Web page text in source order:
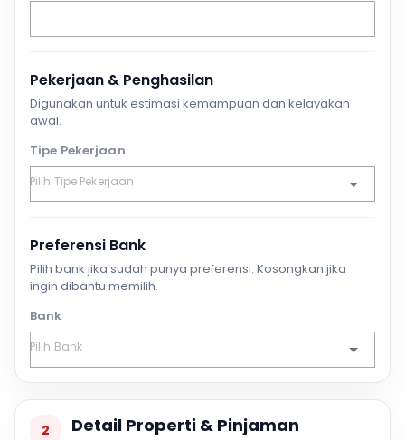
Pekerjaan & Penghasilan
Digunakan untuk estimasi kemampuan dan kelayakan
awal.
Tipe Pekerjaan
Preferensi Bank
Pilih bank jika sudah punya preferensi. Kosongkan jika
ingin dibantu memilih.
Bank
2 Detail Properti & Pinjaman